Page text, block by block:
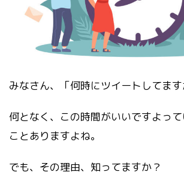
みなさん、「何時にツイートしてます
何となく、この時間がいいですよっ
ことありますよね。
でも、その理由、知ってますか？